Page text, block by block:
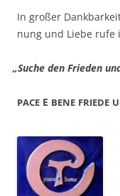
In gro­ßer
nung und Lie­be rufe
„Suche den Frie­den
PACE E BENE FRIEDE